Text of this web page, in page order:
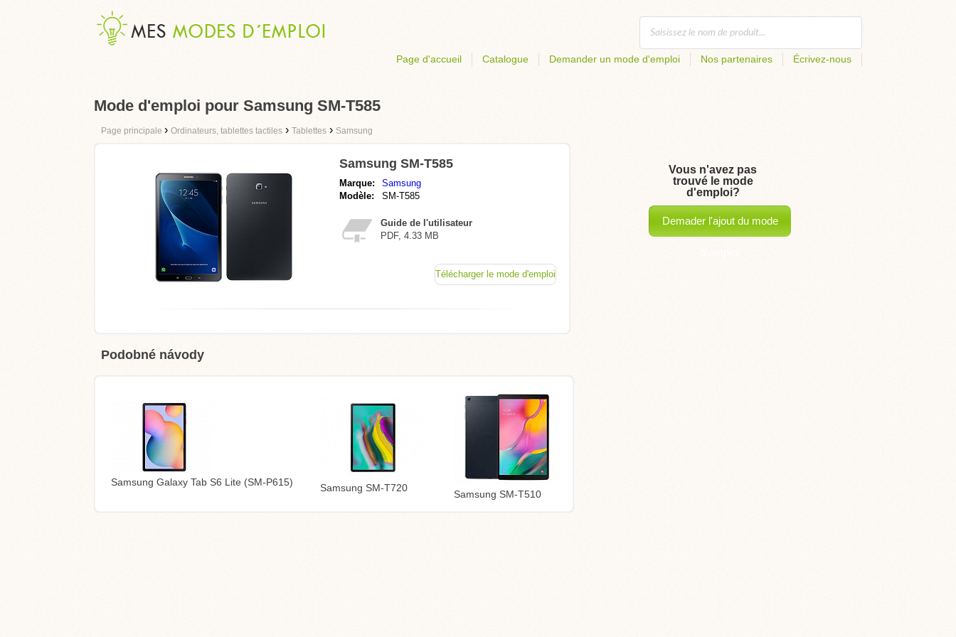
Page d'accueil Catalogue Demander un mode d'emploi Nos partenaires Écrivez-nous
Mode d'emploi pour Samsung SM-T585
Page principale › Ordinateurs, tablettes tactiles › Tablettes › Samsung
Samsung SM-T585
Marque:
Samsung
Modèle:
SM-T585
Guide de l'utilisateur
PDF, 4.33 MB
Télécharger le mode d'emploi
Podobné návody
Samsung Galaxy Tab S6 Lite (SM-P615) Samsung SM-T720
Samsung SM-T510
Vous n'avez pas
trouvé le mode
d'emploi?
Demader l'ajout du mode